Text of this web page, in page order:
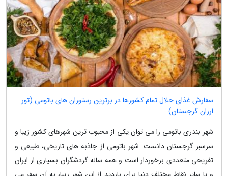
سفارش غذای حلال تمام کشورها در برترین رستوران های باتومی (تور
ارزان گرجستان)
شهر بندری باتومی را می توان یکی از محبوب ترین شهرهای کشور زیبا و
سرسبز گرجستان دانست. شهر باتومی از جاذبه های تاریخی، طبیعی و
تفریحی متعددی برخوردار است و همه ساله گردشگران بسیاری از ایران